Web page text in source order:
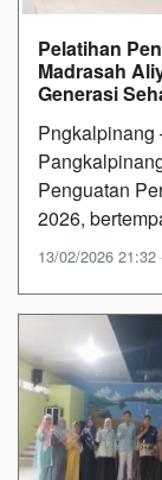
Pelatihan
Madrasah
Generasi
Pngkalpinang
Penguatan
2026,
13/02/2026